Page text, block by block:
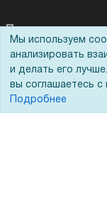
Помощь
Вопрос-ответ
Реквизиты
Мы используем
анализировать
и делать его
вы соглашаетесь с
Подробнее